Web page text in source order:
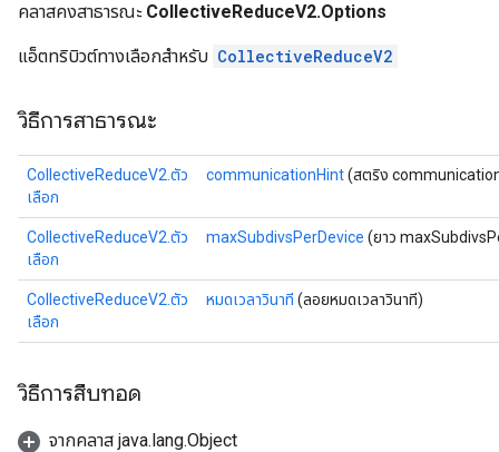
คลาสคงสาธารณะ CollectiveReduceV2.Options
แอ็ตทริบิวต์ทางเลือกสำหรับ CollectiveReduceV2
วิธีการสาธารณะ
CollectiveReduceV2.ตัว
เลือก
communicationHint(สตริง
CollectiveReduceV2.ตัว
เลือก
maxSubdivsPerDevice (ยาว
CollectiveReduceV2.ตัว
เลือก
หมดเวลาวินาที (ลอยหมดเวลาวินาที)
วิธีการสืบทอด
จากคลาส java.lang.Object